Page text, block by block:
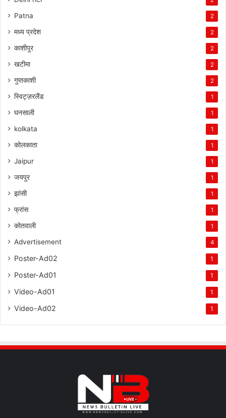
Patna 2
मध्य प्रदेश 2
काशीपुर 2
खटीमा 2
गुप्तकाशी 2
स्विट्ज़रलैंड 1
घनसाली 1
kolkata 1
कोलकाता 1
Jaipur 1
जयपुर 1
झांसी 1
फ्रांस 1
कोतवाली 1
Advertisement 4
Poster-Ad02 1
Poster-Ad01 1
Video-Ad01 1
Video-Ad02 1